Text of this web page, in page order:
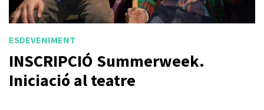
ESDEVENIMENT
INSCRIPCIÓ Summerweek.
Iniciació al teatre